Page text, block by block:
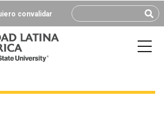
convalidar